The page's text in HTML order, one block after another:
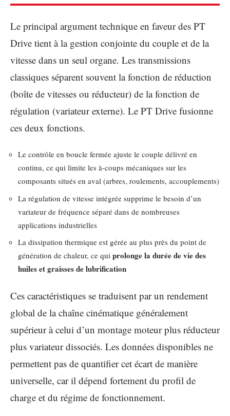
Le principal argument technique en faveur des PT
Drive tient à la gestion conjointe du couple et de la
vitesse dans un seul organe. Les transmissions
classiques séparent souvent la fonction de réduction
(boîte de vitesses ou réducteur) de la fonction de
régulation (variateur externe). Le PT Drive fusionne
ces deux fonctions.
Le contrôle en boucle fermée ajuste le couple délivré en
continu, ce qui limite les à-coups mécaniques sur les
composants situés en aval (arbres, roulements, accouplements)
La régulation de vitesse intégrée supprime le besoin d’un
variateur de fréquence séparé dans de nombreuses
applications industrielles
La dissipation thermique est gérée au plus près du point de
génération de chaleur, ce qui prolonge la durée de vie des
huiles et graisses de lubrification
Ces caractéristiques se traduisent par un rendement
global de la chaîne cinématique généralement
supérieur à celui d’un montage moteur plus réducteur
plus variateur dissociés. Les données disponibles ne
permettent pas de quantifier cet écart de manière
universelle, car il dépend fortement du profil de
charge et du régime de fonctionnement.